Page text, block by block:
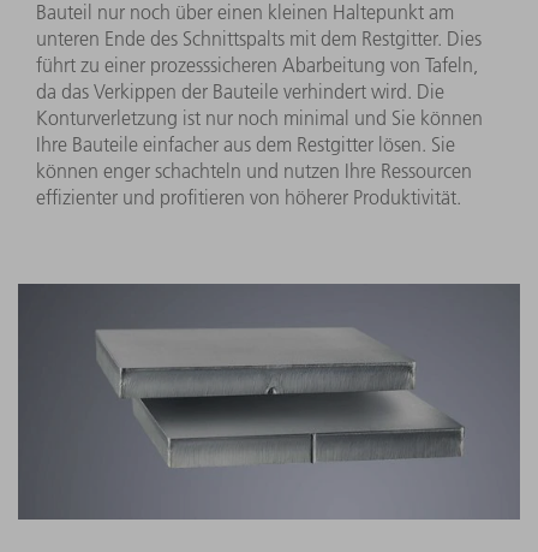
Bauteil nur noch über einen kleinen Haltepunkt am
unteren Ende des Schnittspalts mit dem Restgitter. Dies
führt zu einer prozesssicheren Abarbeitung von Tafeln,
da das Verkippen der Bauteile verhindert wird. Die
Konturverletzung ist nur noch minimal und Sie können
Ihre Bauteile einfacher aus dem Restgitter lösen. Sie
können enger schachteln und nutzen Ihre Ressourcen
effizienter und profitieren von höherer Produktivität.